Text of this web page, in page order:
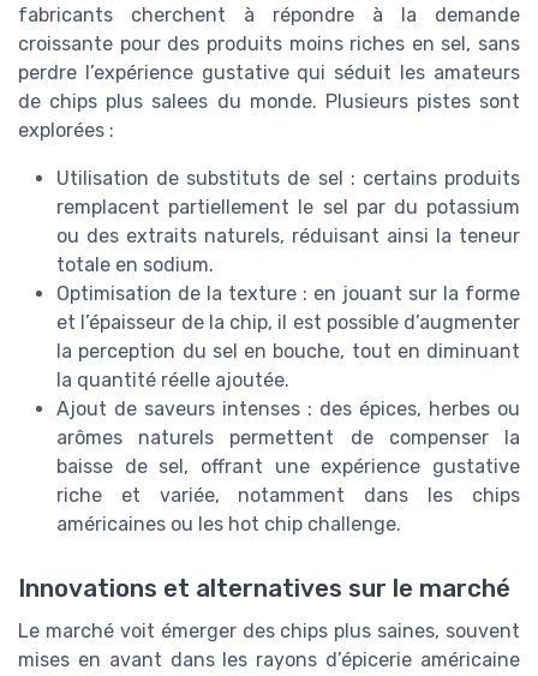
fabricants cherchent à répondre à la demande
croissante pour des produits moins riches en sel, sans
perdre l’expérience gustative qui séduit les amateurs
de chips plus salees du monde. Plusieurs pistes sont
explorées :
Utilisation de substituts de sel : certains produits
remplacent partiellement le sel par du potassium
ou des extraits naturels, réduisant ainsi la teneur
totale en sodium.
Optimisation de la texture : en jouant sur la forme
et l’épaisseur de la chip, il est possible d’augmenter
la perception du sel en bouche, tout en diminuant
la quantité réelle ajoutée.
Ajout de saveurs intenses : des épices, herbes ou
arômes naturels permettent de compenser la
baisse de sel, offrant une expérience gustative
riche et variée, notamment dans les chips
américaines ou les hot chip challenge.
Innovations et alternatives sur le marché
Le marché voit émerger des chips plus saines, souvent
mises en avant dans les rayons d’épicerie américaine